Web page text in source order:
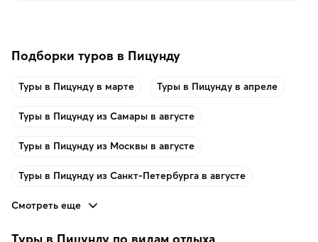
Подборки туров в Пицунду
Туры в Пицунду в марте Туры в Пицунду в апреле
Туры в Пицунду из Самары в августе
Туры в Пицунду из Москвы в августе
Туры в Пицунду из Санкт-Петербурга в августе
Смотреть еще
Туры в Пицунду по видам отдыха